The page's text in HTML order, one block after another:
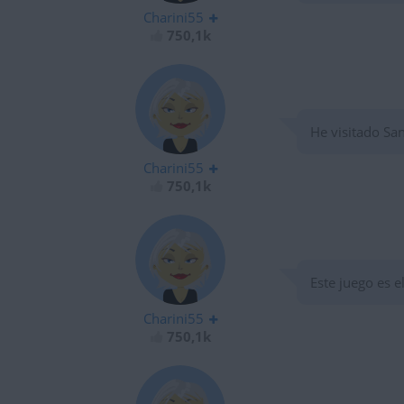
Charini55
Charini55
He visitado
Charini55
Este juego es